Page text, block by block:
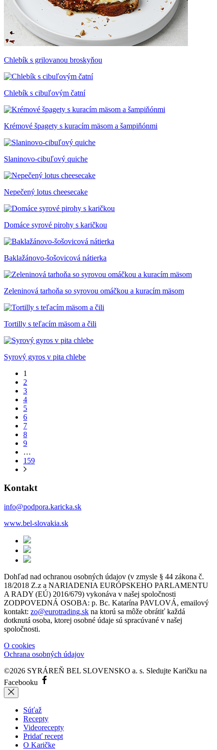
Chlebík s grilovanou broskyňou
Chlebík s cibuľovým čatní
Krémové špagety s kuracím mäsom a šampiňónmi
Slaninovo-cibuľový quiche
Nepečený lotus cheesecake
Domáce syrové pirohy s karičkou
Baklažánovo-šošovicová nátierka
Zeleninová tarhoňa so syrovou omáčkou a kuracím mäsom
Tortilly s teľacím mäsom a čili
Syrový gyros v pita chlebe
1
2
3
4
5
6
7
8
9
…
159
Kontakt
info@podpora.karicka.sk
www.bel-slovakia.sk
Dohľad nad ochranou osobných údajov (v zmysle § 44 zákona č.
18/2018 Z.z a NARIADENIA EURÓPSKEHO PARLAMENTU
A RADY (EÚ) 2016/679) vykonáva v našej spoločnosti
ZODPOVEDNÁ OSOBA: p. Bc. Katarína PAVLOVÁ, emailový
kontakt: zo@eurotrading.sk na ktorú sa môže obrátiť každá
dotknutá osoba, ktorej osobné údaje sú spracúvané v našej
spoločnosti.
O cookies
Ochrana osobných údajov
©2026 SYRÁREŇ BEL SLOVENSKO a. s. Sledujte Karičku na
Facebooku
Súťaž
Recepty
Videorecepty
Pridať recept
O Karičke